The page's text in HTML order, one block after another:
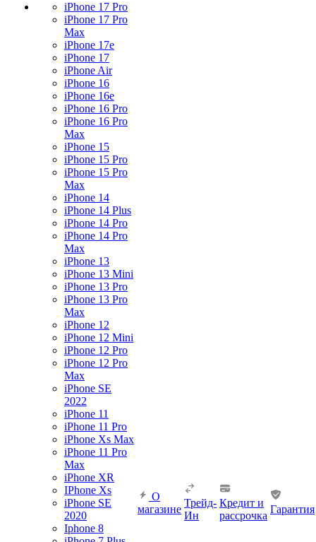
iPhone 17 Pro
iPhone 17 Pro
Max
iPhone 17e
iPhone 17
iPhone Air
iPhone 16
iPhone 16e
iPhone 16 Pro
iPhone 16 Pro
Max
iPhone 15
iPhone 15 Pro
iPhone 15 Pro
Max
iPhone 14
iPhone 14 Plus
iPhone 14 Pro
iPhone 14 Pro
Max
iPhone 13
iPhone 13 Mini
iPhone 13 Pro
iPhone 13 Pro
Max
iPhone 12
iPhone 12 Mini
iPhone 12 Pro
iPhone 12 Pro
Max
iPhone SE
2022
iPhone 11
iPhone 11 Pro
iPhone Xs Max
iPhone 11 Pro
Max
iPhone XR
IPhone Xs
iPhone SE
2020
Iphone 8
О
магазине
Трейд-
Ин
Кредит и
рассрочка
Гарантия